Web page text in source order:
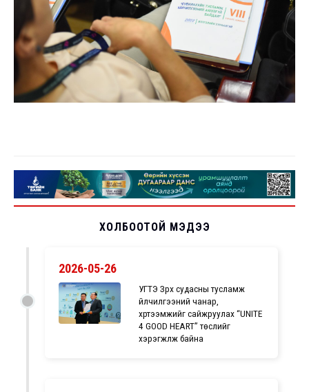
ХОЛБООТОЙ МЭДЭЭ
2026-05-26
УГТЭ Зүрх судасны тусламж
үйлчилгээний чанар,
хүртээмжийг сайжруулах “UNITE
4 GOOD HEART” төслийг
хэрэгжүүлж байна